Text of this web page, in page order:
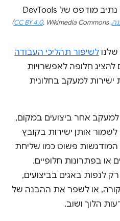
,
CC BY 4.0, Wikimedia Commons)
לשיפור תהליכי העבודה
להציג חלופה לאפשרויות
ישירות למעקב בחלונית
אחר ביצועים במקום,
לשמור אותן ישירות בקובץ
פשוט כמו שליחת
או בפתרונות חלופיים.
לנפות באגים בביצועים,
או לשפר את ההבנה של
הלוך ושוב.